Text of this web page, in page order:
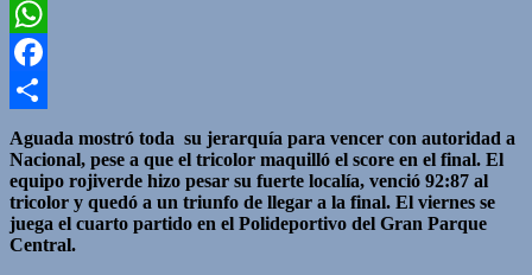
Twitter
WhatsApp
Facebook
Compartir
Aguada mostró toda su jerarquía para vencer con autoridad a
Nacional, pese a que el tricolor maquilló el score en el final. El
equipo rojiverde hizo pesar su fuerte localía, venció 92:87 al
tricolor y quedó a un triunfo de llegar a la final. El viernes se
juega el cuarto partido en el Polideportivo del Gran Parque
Central.